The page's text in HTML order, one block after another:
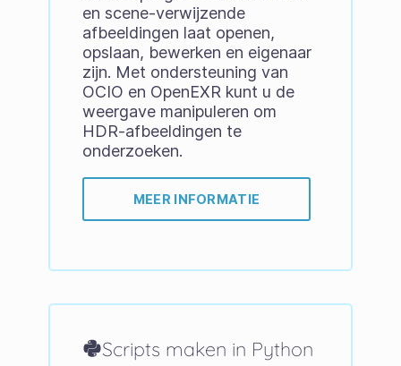
en scene-verwijzende
afbeeldingen laat openen,
opslaan, bewerken en eigenaar
zijn. Met ondersteuning van
OCIO en OpenEXR kunt u de
weergave manipuleren om
HDR-afbeeldingen te
onderzoeken.
MEER INFORMATIE
Scripts maken in Python